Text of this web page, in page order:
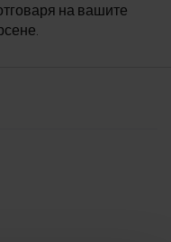
на вашите